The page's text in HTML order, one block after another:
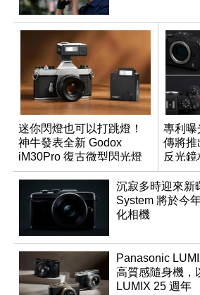
迷你閃燈也可以打跳燈！
神牛發表全新 Godox
iM30Pro 復古微型閃光燈
專利曝
傳將推
反光鏡
沉寂多時迎來新
System 將於今
化相機
Panasonic
高質感隨身機，
LUMIX 25 週年